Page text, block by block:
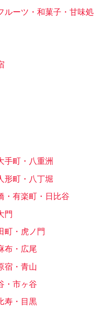
ルーツ・和菓子・甘味処
手町・八重洲
形町・八丁堀
・有楽町・日比谷
門
町・虎ノ門
布・広尾
宿・青山
・市ヶ谷
寿・目黒